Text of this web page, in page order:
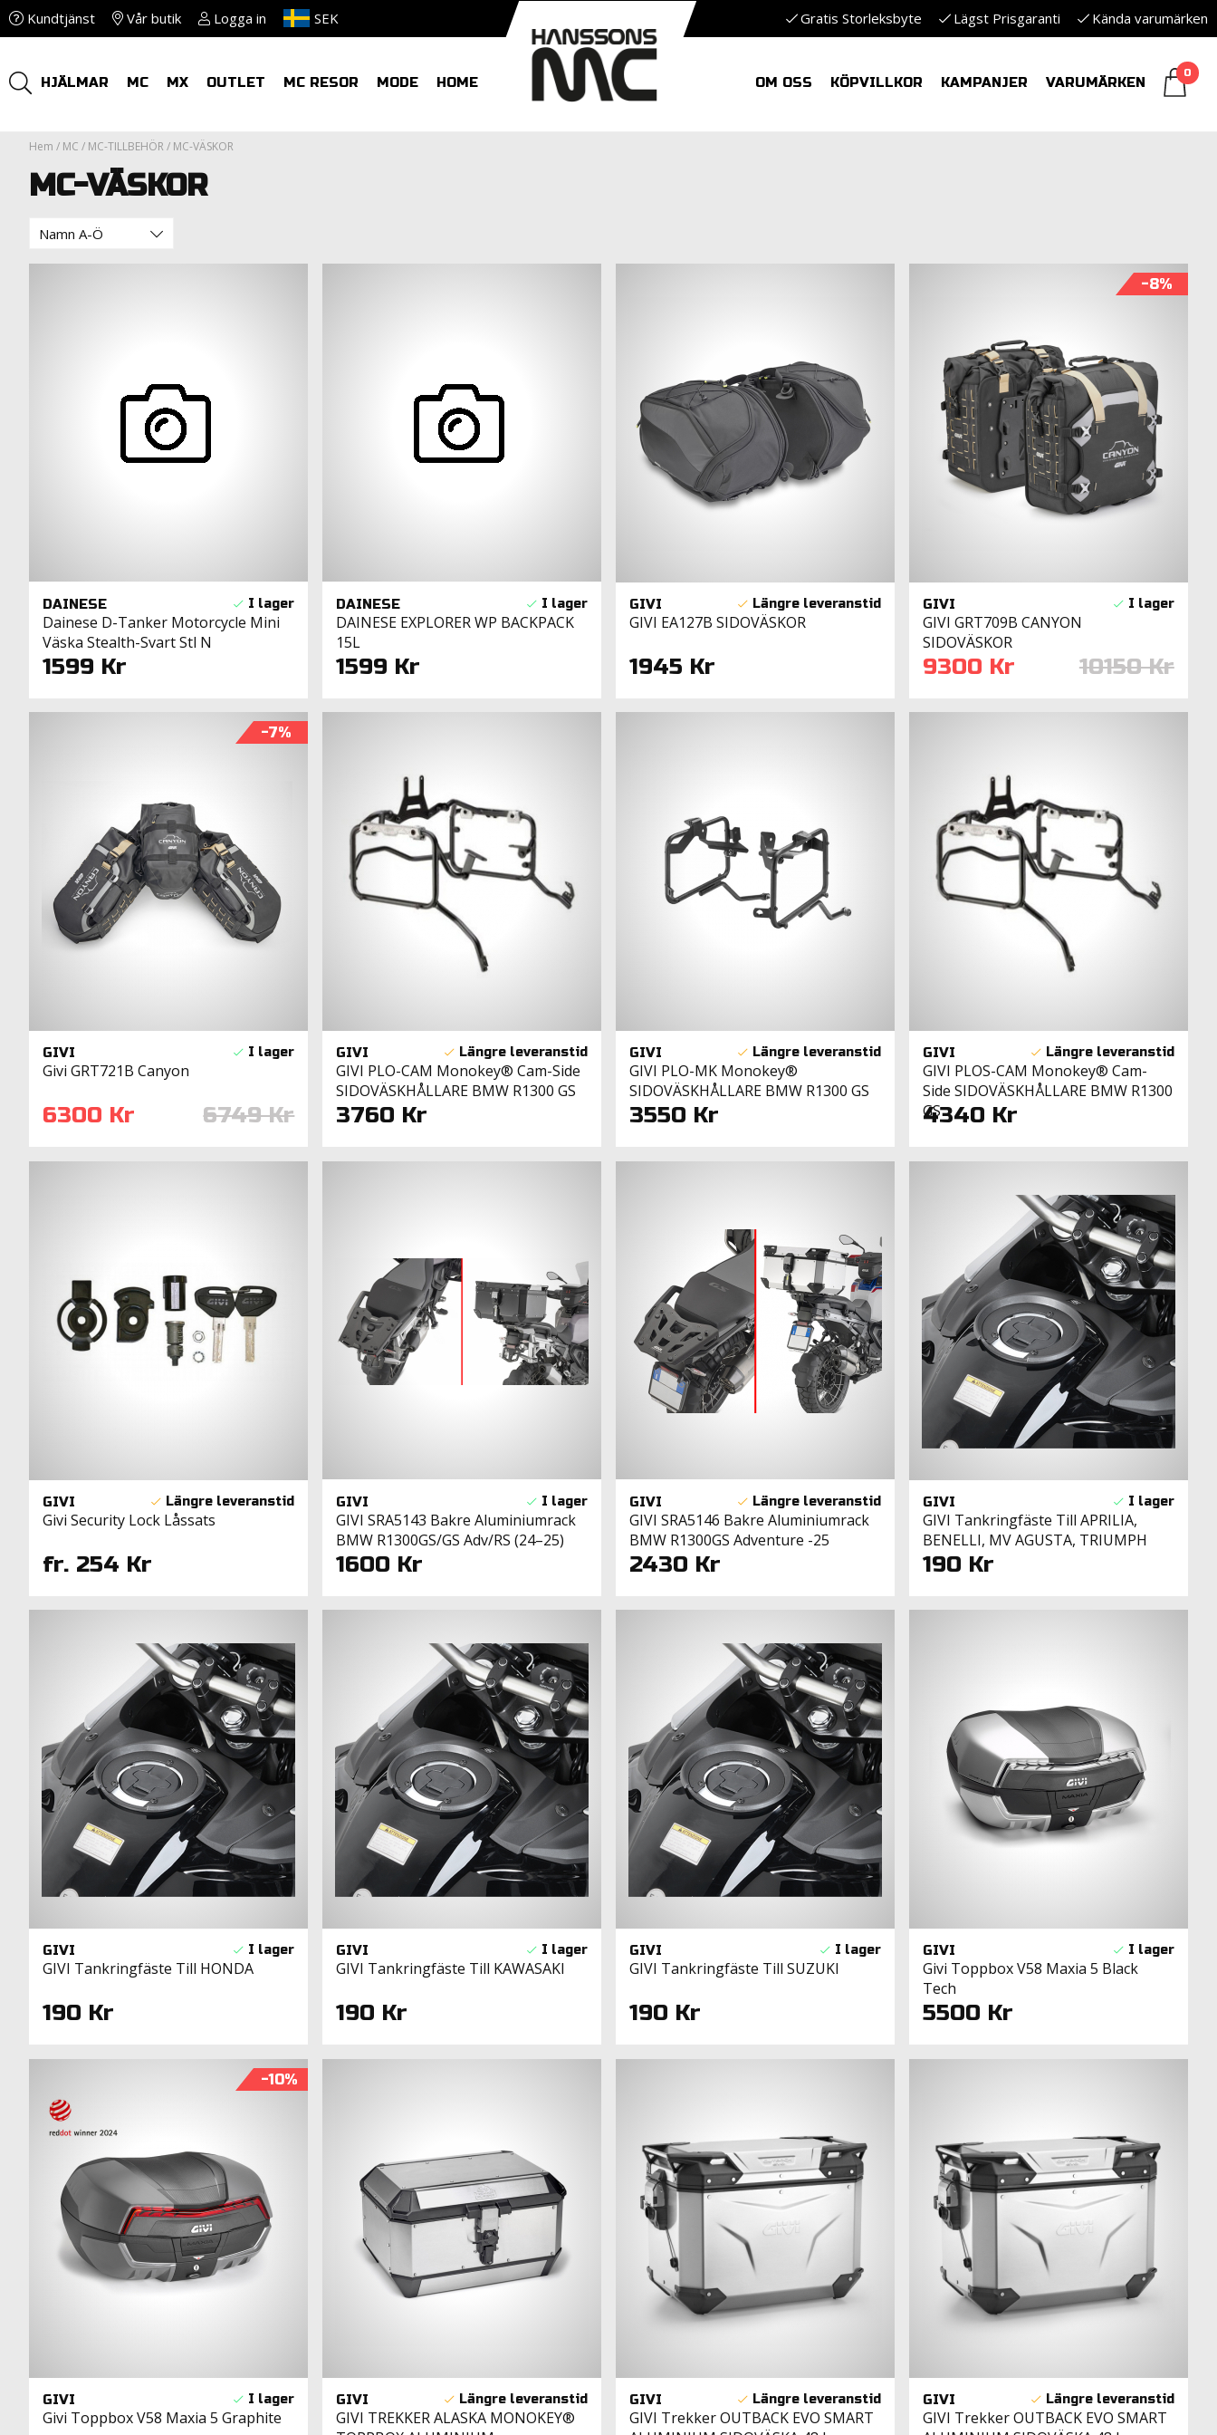
Kundtjänst Vår butik Logga in SEK Gratis Storleksbyte Lägst Prisgaranti Kända varumärken
HJÄLMAR MC MX OUTLET MC RESOR MODE HOME OM OSS KÖPVILLKOR KAMPANJER VARUMÄRKEN
0
Hem / MC / MC-TILLBEHÖR / MC-VÄSKOR
MC-VÄSKOR
Namn A-Ö
DAINESE
Dainese D-Tanker Motorcycle Mini
Väska Stealth-Svart Stl N
1599 Kr
DAINESE
DAINESE EXPLORER WP BACKPACK
15L
1599 Kr
GIVI
GIVI EA127B SIDOVÄSKOR
1945 Kr
-8
GIVI
GIVI GRT709B CANYON
SIDOVÄSKOR
9300 Kr 10150 Kr
-7
GIVI
Givi GRT721B Canyon
6300 Kr 6749 Kr
GIVI
GIVI PLO-CAM Monokey® Cam-Side
SIDOVÄSKHÅLLARE BMW R1300 GS
3760 Kr
GIVI
GIVI PLO-MK Monokey®
SIDOVÄSKHÅLLARE BMW R1300 GS
3550 Kr
GIVI
GIVI PLOS-CAM Monokey® Cam-
Side SIDOVÄSKHÅLLARE BMW R1300
GS
4340 Kr
GIVI
Givi Security Lock Låssats
fr. 254 Kr
GIVI
GIVI SRA5143 Bakre Aluminiumrack
BMW R1300GS/GS Adv/RS (24–25)
1600 Kr
GIVI
GIVI SRA5146 Bakre Aluminiumrack
BMW R1300GS Adventure -25
2430 Kr
GIVI
GIVI Tankringfäste Till APRILIA,
BENELLI, MV AGUSTA, TRIUMPH
190 Kr
GIVI
GIVI Tankringfäste Till HONDA
190 Kr
GIVI
GIVI Tankringfäste Till KAWASAKI
190 Kr
GIVI
GIVI Tankringfäste Till SUZUKI
190 Kr
GIVI
Givi Toppbox V58 Maxia 5 Black
Tech
5500 Kr
-10
GIVI
Givi Toppbox V58 Maxia 5 Graphite
GIVI
GIVI TREKKER ALASKA MONOKEY®
GIVI
GIVI Trekker OUTBACK EVO SMART
GIVI
GIVI Trekker OUTBACK EVO SMART